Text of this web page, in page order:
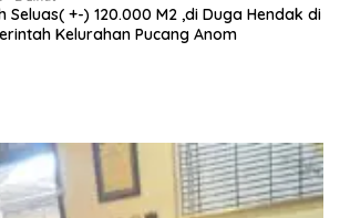
Seluas( +-) 120.000 M2 ,di Duga Hendak di
Kelurahan Pucang Anom